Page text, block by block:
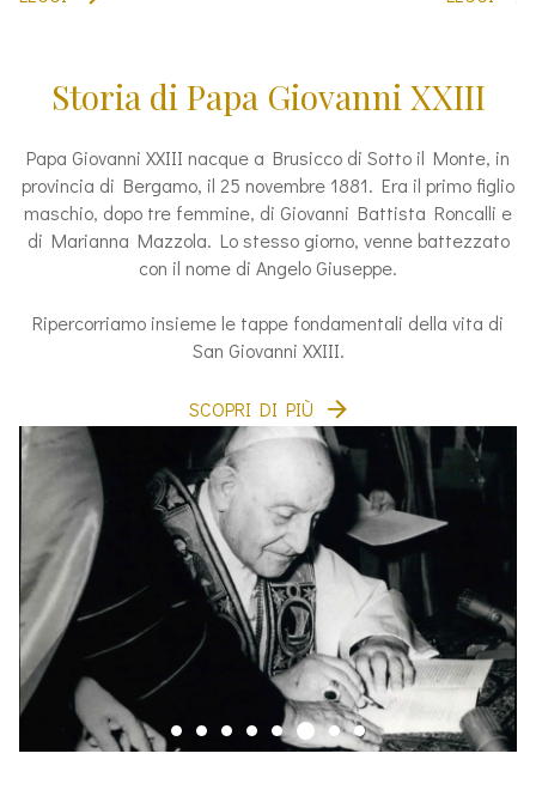
Storia di Papa Giovanni XXIII
Papa Giovanni XXIII nacque a Brusicco di Sotto il Monte, in
provincia di Bergamo, il 25 novembre 1881. Era il primo figlio
maschio, dopo tre femmine, di Giovanni Battista Roncalli e
di Marianna Mazzola. Lo stesso giorno, venne battezzato
con il nome di Angelo Giuseppe.
Ripercorriamo insieme le tappe fondamentali della vita di
San Giovanni XXIII.
SCOPRI DI PIÙ